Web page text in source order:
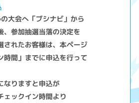
大会へ「ブシナビ」から
、参加抽選当落の決定を
されたお客様は、本ページ
時間」までに申込を行って
りますと申込が
ェックイン時間より